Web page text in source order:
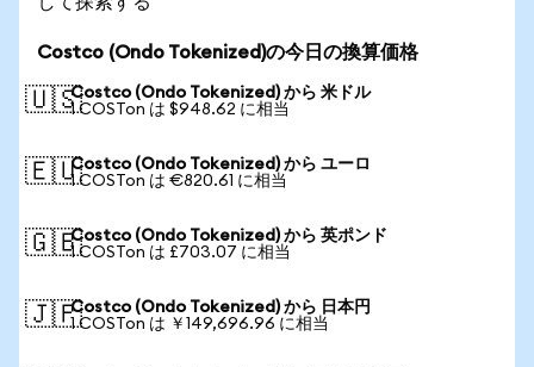
Costco (Ondo Tokenized)の今日の換算価格
🇺🇸Costco (Ondo Tokenized) から 米ドル
1 COSTon は $948.62 に相当
🇪🇺Costco (Ondo Tokenized) から ユーロ
1 COSTon は €820.61 に相当
🇬🇧Costco (Ondo Tokenized) から 英ポンド
1 COSTon は £703.07 に相当
🇯🇵Costco (Ondo Tokenized) から 日本円
1 COSTon は ￥149,696.96 に相当